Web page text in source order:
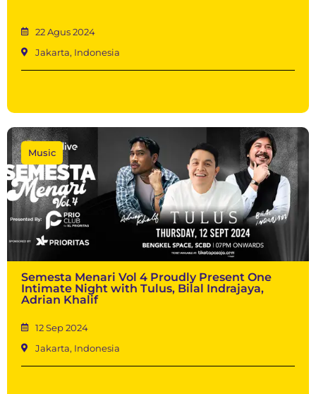
22 Agus 2024
Jakarta, Indonesia
Music
Semesta Menari Vol 4 Proudly Present One
Intimate Night with Tulus, Bilal Indrajaya,
Adrian Khalif
12 Sep 2024
Jakarta, Indonesia